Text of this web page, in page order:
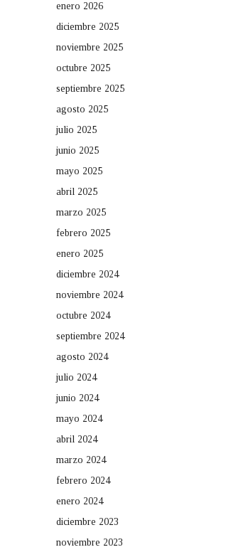
enero 2026
diciembre 2025
noviembre 2025
octubre 2025
septiembre 2025
agosto 2025
julio 2025
junio 2025
mayo 2025
abril 2025
marzo 2025
febrero 2025
enero 2025
diciembre 2024
noviembre 2024
octubre 2024
septiembre 2024
agosto 2024
julio 2024
junio 2024
mayo 2024
abril 2024
marzo 2024
febrero 2024
enero 2024
diciembre 2023
noviembre 2023